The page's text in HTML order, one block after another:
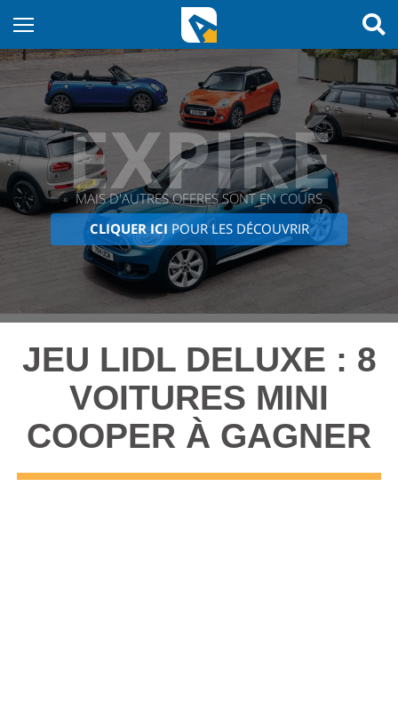
EXPIRÉ
MAIS D'AUTRES OFFRES SONT EN COURS
CLIQUER ICI POUR LES DÉCOUVRIR
JEU LIDL DELUXE : 8
VOITURES MINI
COOPER À GAGNER